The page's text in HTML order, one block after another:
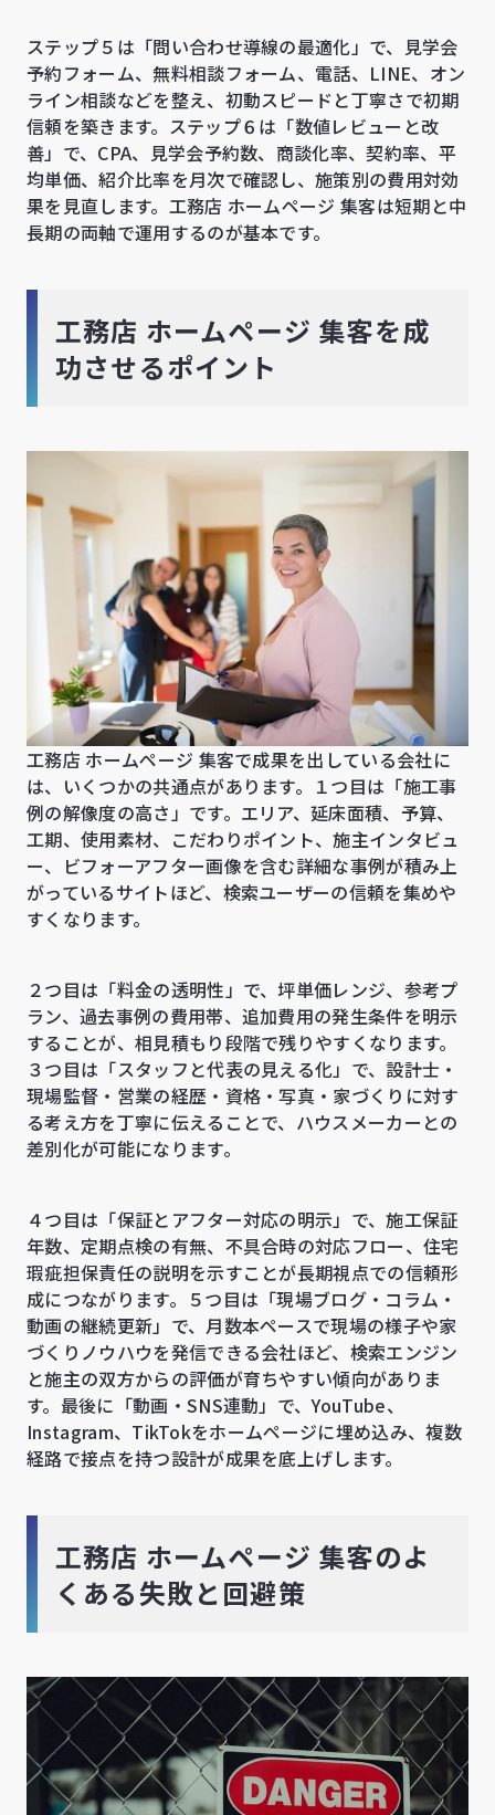
ステップ５は「問い合わせ導線の最適化」で、見学会
予約フォーム、無料相談フォーム、電話、LINE、オン
ライン相談などを整え、初動スピードと丁寧さで初期
信頼を築きます。ステップ６は「数値レビューと改
善」で、CPA、見学会予約数、商談化率、契約率、平
均単価、紹介比率を月次で確認し、施策別の費用対効
果を見直します。工務店 ホームページ 集客は短期と中
長期の両軸で運用するのが基本です。
工務店 ホームページ 集客を成
功させるポイント
工務店 ホームページ 集客で成果を出している会社に
は、いくつかの共通点があります。１つ目は「施工事
例の解像度の高さ」です。エリア、延床面積、予算、
工期、使用素材、こだわりポイント、施主インタビュ
ー、ビフォーアフター画像を含む詳細な事例が積み上
がっているサイトほど、検索ユーザーの信頼を集めや
すくなります。
２つ目は「料金の透明性」で、坪単価レンジ、参考プ
ラン、過去事例の費用帯、追加費用の発生条件を明示
することが、相見積もり段階で残りやすくなります。
３つ目は「スタッフと代表の見える化」で、設計士・
現場監督・営業の経歴・資格・写真・家づくりに対す
る考え方を丁寧に伝えることで、ハウスメーカーとの
差別化が可能になります。
４つ目は「保証とアフター対応の明示」で、施工保証
年数、定期点検の有無、不具合時の対応フロー、住宅
瑕疵担保責任の説明を示すことが長期視点での信頼形
成につながります。５つ目は「現場ブログ・コラム・
動画の継続更新」で、月数本ペースで現場の様子や家
づくりノウハウを発信できる会社ほど、検索エンジン
と施主の双方からの評価が育ちやすい傾向がありま
す。最後に「動画・SNS連動」で、YouTube、
Instagram、TikTokをホームページに埋め込み、複数
経路で接点を持つ設計が成果を底上げします。
工務店 ホームページ 集客のよ
くある失敗と回避策